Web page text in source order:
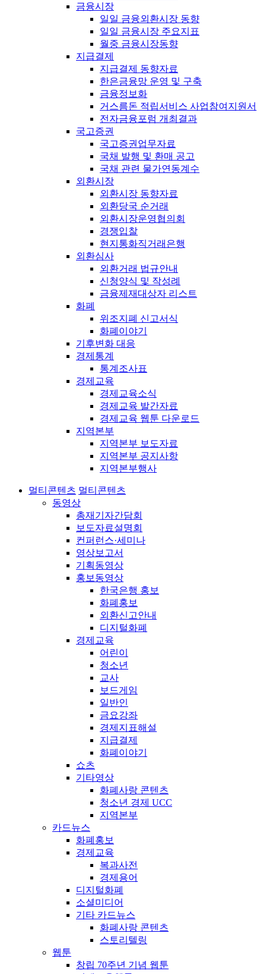
금융시장
일일 금융외환시장 동향
일일 금융시장 주요지표
월중 금융시장동향
지급결제
지급결제 동향자료
한은금융망 운영 및 구축
금융정보화
거스름돈 적립서비스 사업참여지원서
전자금융포럼 개최결과
국고증권
국고증권업무자료
국채 발행 및 환매 공고
국채 관련 물가연동계수
외환시장
외환시장 동향자료
외환당국 순거래
외환시장운영협의회
경쟁입찰
현지통화직거래은행
외환심사
외환거래 법규안내
신청양식 및 작성례
금융제재대상자 리스트
화폐
위조지폐 신고서식
화폐이야기
기후변화 대응
경제통계
통계조사표
경제교육
경제교육소식
경제교육 발간자료
경제교육 웹툰 다운로드
지역본부
지역본부 보도자료
지역본부 공지사항
지역본부행사
멀티콘텐츠 멀티콘텐츠
동영상
총재기자간담회
보도자료설명회
컨퍼런스·세미나
영상보고서
기획동영상
홍보동영상
한국은행 홍보
화폐홍보
외환신고안내
디지털화폐
경제교육
어린이
청소년
교사
보드게임
일반인
금요강좌
경제지표해설
지급결제
화폐이야기
쇼츠
기타영상
화폐사랑 콘텐츠
청소년 경제 UCC
지역본부
카드뉴스
화폐홍보
경제교육
복과사전
경제용어
디지털화폐
소셜미디어
기타 카드뉴스
화폐사랑 콘텐츠
스토리텔링
웹툰
창립 70주년 기념 웹툰